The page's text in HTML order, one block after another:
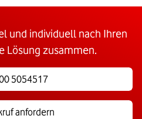
und individuell nach Ihren
Lösung zusammen.
5054517
anfordern